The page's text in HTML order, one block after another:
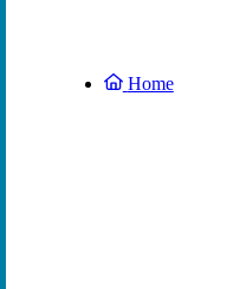
Home